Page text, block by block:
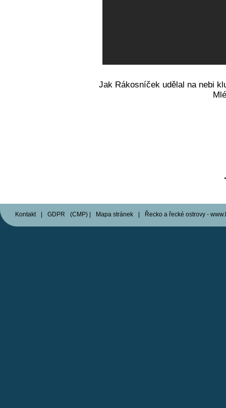
Jak Rákosníček udělal na nebi
Kontakt GDPR (CMP) Mapa stránek Řecko a řecké ostrovy -